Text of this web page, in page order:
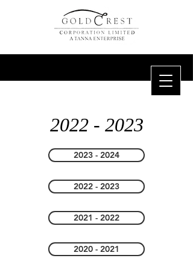
2022 - 2023
2023 - 2024
2022 - 2023
2021 - 2022
2020 - 2021